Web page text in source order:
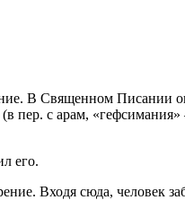
В Священном Писании
пер. с арам,
его.
Входя сюда, человек